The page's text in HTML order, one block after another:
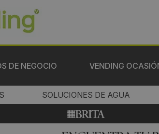
DE NEGOCIO VENDING
SOLUCIONES DE AGUA